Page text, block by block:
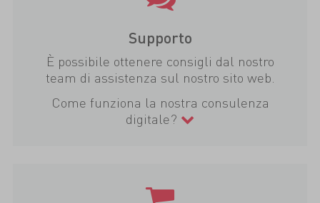
Supporto
È possibile ottenere consigli dal nostro
team di assistenza sul nostro sito web.
Come funziona la nostra consulenza
digitale?